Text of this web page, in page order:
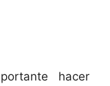
hacer